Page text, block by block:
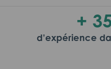
+
d’expérience